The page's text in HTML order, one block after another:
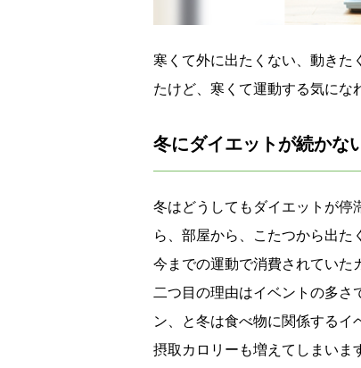
寒くて外に出たくない、動き
たけど、寒くて運動する気にな
冬にダイエットが続かな
冬はどうしてもダイエットが停
ら、部屋から、こたつから出た
今までの運動で消費されていた
二つ目の理由はイベントの多さ
ン、と冬は食べ物に関係するイ
摂取カロリーも増えてしまいま